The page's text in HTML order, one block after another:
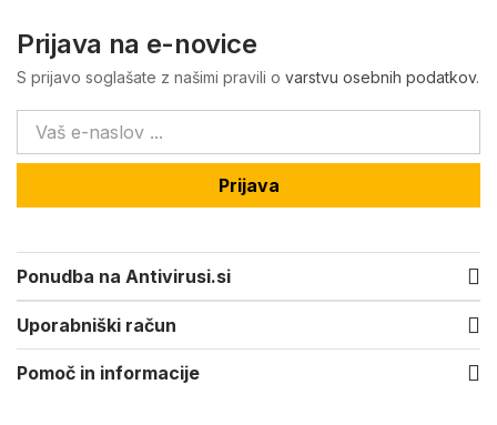
Prijava na e-novice
S prijavo soglašate z našimi pravili o varstvu osebnih podatkov.
Prijava
Ponudba na Antivirusi.si
Uporabniški račun
Pomoč in informacije